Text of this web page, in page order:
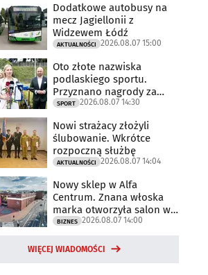
Dodatkowe autobusy na
mecz Jagiellonii z
Widzewem Łódź
AKTUALNOŚCI 2026.08.07 15:00
Oto złote nazwiska
podlaskiego sportu.
Przyznano nagrody za
2025 rok
SPORT 2026.08.07 14:30
Nowi strażacy złożyli
ślubowanie. Wkrótce
rozpoczną służbę
AKTUALNOŚCI 2026.08.07 14:04
Nowy sklep w Alfa
Centrum. Znana włoska
marka otworzyła salon w
Białymstoku
BIZNES 2026.08.07 14:00
WIĘCEJ WIADOMOŚCI